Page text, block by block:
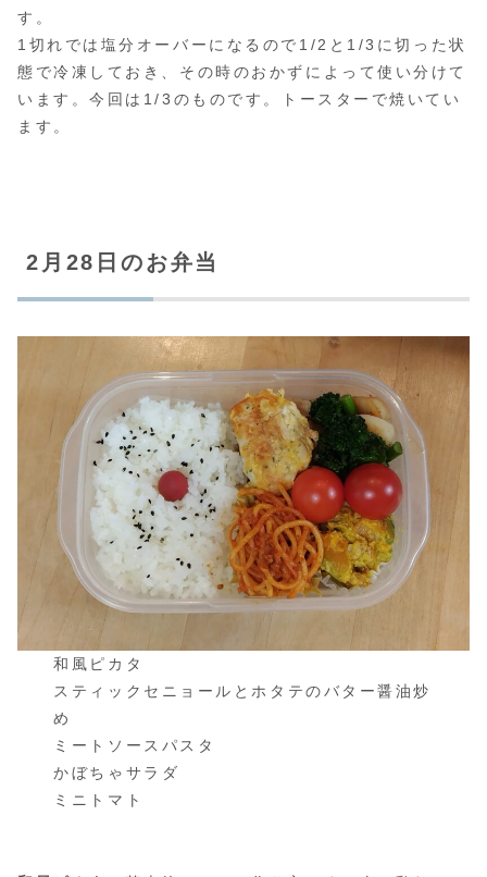
す。
1切れでは塩分オーバーになるので1/2と1/3に切った状
態で冷凍しておき、その時のおかずによって使い分けて
います。今回は1/3のものです。トースターで焼いてい
ます。
2月28日のお弁当
和風ピカタ
スティックセニョールとホタテのバター醤油炒
め
ミートソースパスタ
かぼちゃサラダ
ミニトマト